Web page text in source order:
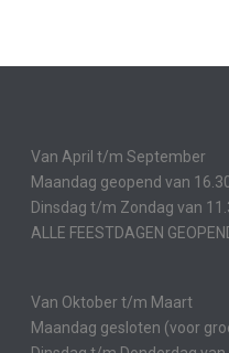
Van April t/m September
Maandag geopend van
Dinsdag t/m Zondag van
ALLE FEESTDAGEN
Van Oktober t/m Maart
Maandag gesloten (voor